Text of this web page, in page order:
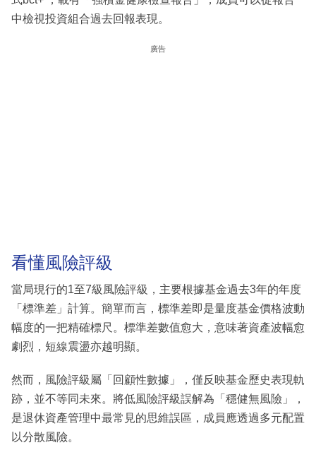
中檢視投資組合過去回報表現。
廣告
看懂風險評級
當局現行的1至7級風險評級，主要根據基金過去3年的年度
「標準差」計算。簡單而言，標準差即是量度基金價格波動
幅度的一把精確標尺。標準差數值愈大，意味著資產波幅愈
劇烈，短線震盪亦越明顯。
然而，風險評級屬「回顧性數據」，僅反映基金歷史表現軌
跡，並不等同未來。將低風險評級誤解為「穩健無風險」，
是退休資產管理中最常見的思維誤區，成員應透過多元配置
以分散風險。